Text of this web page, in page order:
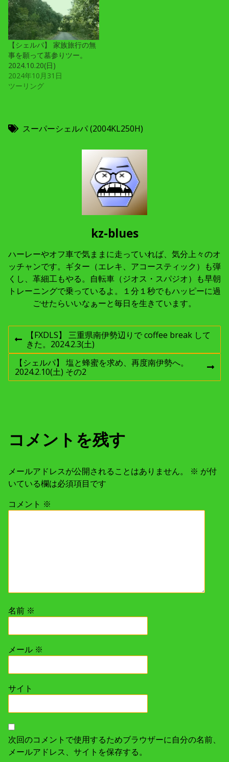
【シェルパ】 家族旅行の無
事を願って墓参りツー。
2024.10.20(日)
2024年10月31日
ツーリング
スーパーシェルパ (2004KL250H)
kz-blues
ハーレーやオフ車で気ままに走っていれば、気分上々のオ
ッチャンです。ギター（エレキ、アコースティック）も弾
くし、革細工もやる。自転車（ジオス・スパジオ）も早朝
トレーニングで乗っているよ。１分１秒でもハッピーに過
ごせたらいいなぁーと毎日を生きています。
投
稿
ナ
ゲ
シ
ョ
前
の
投
稿
:
【FXDLS】 三重県南伊勢辺りで coffee break して
きた。2024.2.3(土)
次
の
【シェルパ】 塩と蜂蜜を求め、再度南伊勢へ。
2024.2.10(土) その2
コメントを残す
メールアドレスが公開されることはありません。 ※ が付
いている欄は必須項目です
コメント ※
名前 ※
メール ※
サイト
次回のコメントで使用するためブラウザーに自分の名前、
メールアドレス、サイトを保存する。